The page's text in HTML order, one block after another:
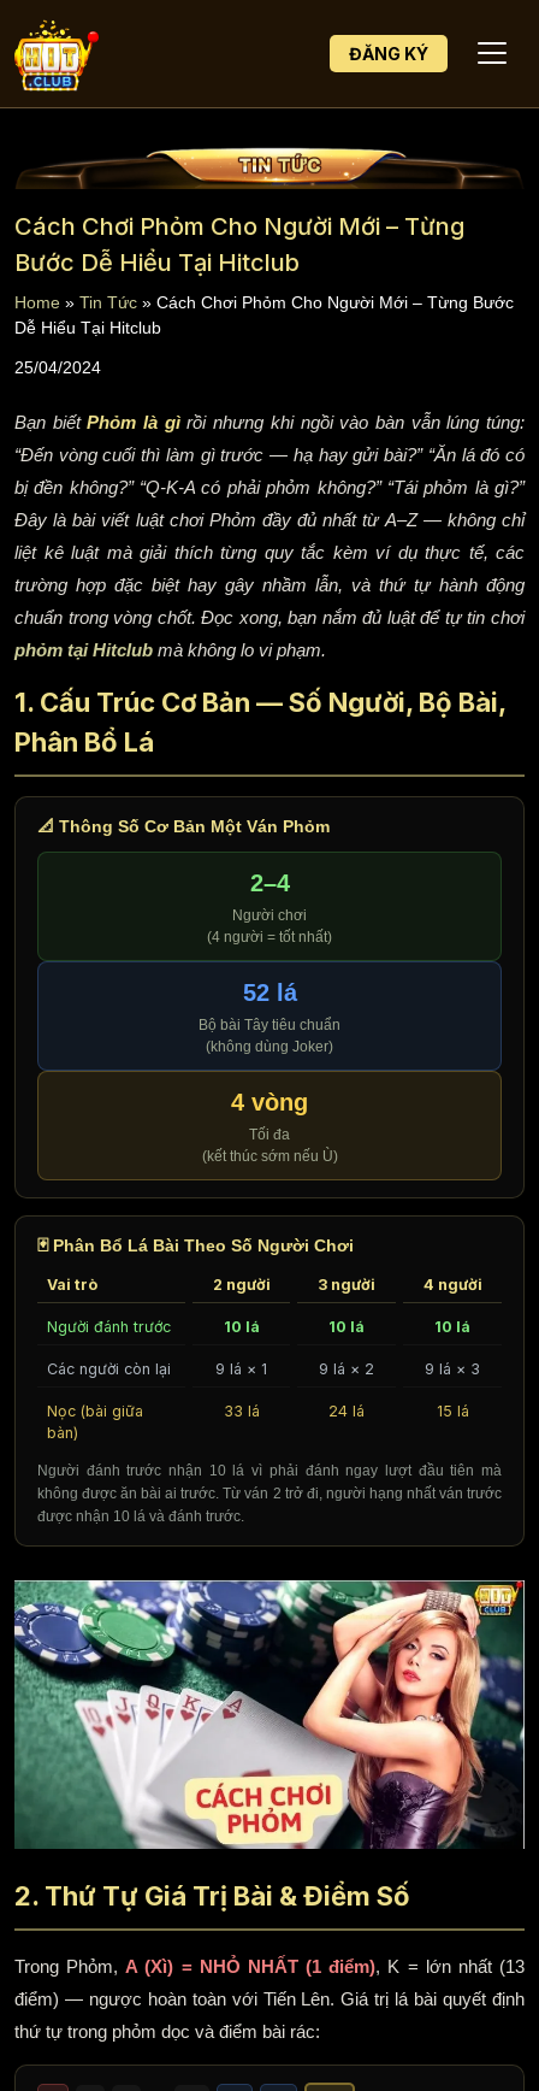
ĐĂNG KÝ
Cách Chơi Phỏm Cho Người Mới – Từng
Bước Dễ Hiểu Tại Hitclub
Home » Tin Tức » Cách Chơi Phỏm Cho Người Mới – Từng Bước
Dễ Hiểu Tại Hitclub
25/04/2024
Bạn biếtPhỏm là gìrồi nhưng khi ngồi vào bàn vẫn lúng túng:
“Đến vòng cuối thì làm gì trước — hạ hay gửi bài?” “Ăn lá đó có
bị đền không?” “Q-K-A có phải phỏm không?” “Tái phỏm là gì?”
Đây là bài viết luật chơi Phỏm đầy đủ nhất từ A–Z — không chỉ
liệt kê luật mà giải thích từng quy tắc kèm ví dụ thực tế, các
trường hợp đặc biệt hay gây nhầm lẫn, và thứ tự hành động
chuẩn trong vòng chốt. Đọc xong, bạn nắm đủ luật để tự tin chơi
phỏm tại Hitclub mà không lo vi phạm.
1. Cấu Trúc Cơ Bản — Số Người, Bộ Bài,
Phân Bổ Lá
📐 Thông Số Cơ Bản Một Ván Phỏm
2–4
Người chơi
(4 người = tốt nhất)
52 lá
Bộ bài Tây tiêu chuẩn
(không dùng Joker)
4 vòng
Tối đa
(kết thúc sớm nếu Ù)
🃏 Phân Bổ Lá Bài Theo Số Người Chơi
Vai trò 2 người 3 người 4 người
Người đánh trước 10 lá 10 lá 10 lá
Các người còn lại 9 lá × 1 9 lá × 2 9 lá × 3
Nọc (bài giữa
bàn)
33 lá 24 lá 15 lá
Người đánh trước nhận 10 lá vì phải đánh ngay lượt đầu tiên mà
không được ăn bài ai trước. Từ ván 2 trở đi, người hạng nhất ván trước
được nhận 10 lá và đánh trước.
2. Thứ Tự Giá Trị Bài & Điểm Số
Trong Phỏm,A (Xì) = NHỎ NHẤT (1 điểm), K = lớn nhất (13
điểm) — ngược hoàn toàn với Tiến Lên. Giá trị lá bài quyết định
thứ tự trong phỏm dọc và điểm bài rác: